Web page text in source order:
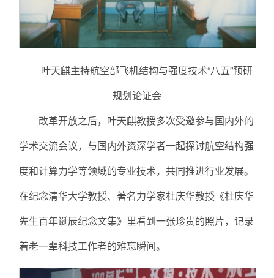
叶天麒主持航空部飞机结构与强度技术“八五”预研
规划论证会
改革开放之后，叶天麒教授多次受邀参与国内外的
学术交流会议，与国内外资深学者一起探讨航空结构强
度和计算力学等领域的专业技术，共同推进行业发展。
在纪念清华大学教授、著名力学家杜庆华教授《杜庆华
先生百年诞辰纪念文集》里看到一张珍贵的照片，记录
着老一辈科技工作者的难忘瞬间。